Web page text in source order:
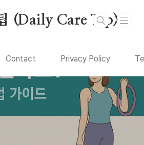
(Daily Care Tip)
Contact Privacy Policy